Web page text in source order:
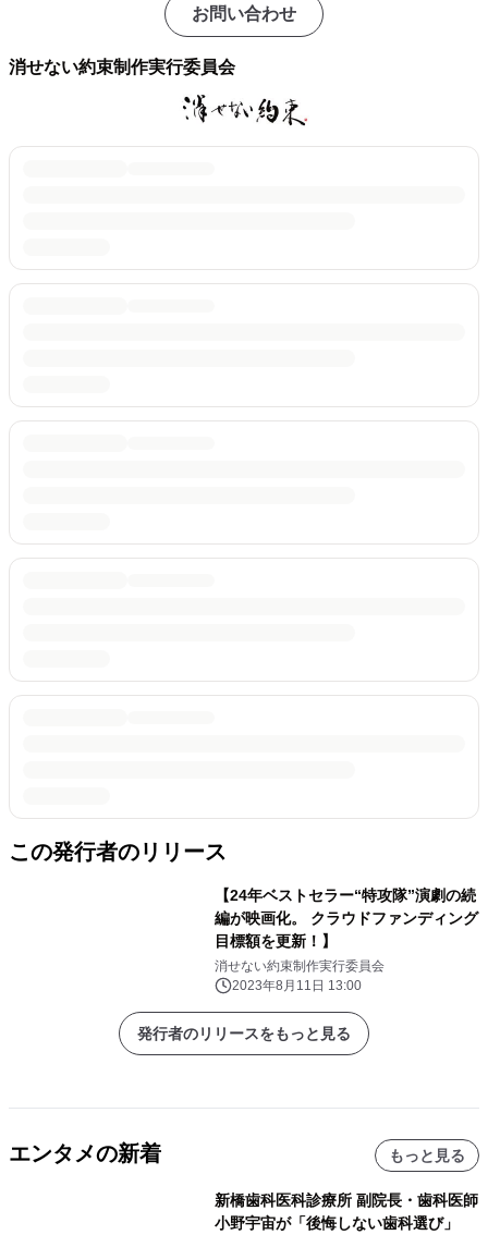
お問い合わせ
消せない約束制作実行委員会
この発行者のリリース
【24年ベストセラー“特攻隊”演劇の続
編が映画化。 クラウドファンディング
目標額を更新！】
消せない約束制作実行委員会
2023年8月11日 13:00
発行者のリリースをもっと見る
エンタメの新着 もっと見る
新橋歯科医科診療所 副院長・歯科医師
小野宇宙が「後悔しない歯科選び」